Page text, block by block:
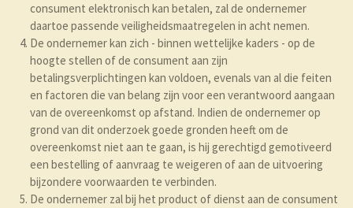
consument elektronisch kan betalen, zal de ondernemer
daartoe passende veiligheidsmaatregelen in acht nemen.
De ondernemer kan zich - binnen wettelijke kaders - op de
hoogte stellen of de consument aan zijn
betalingsverplichtingen kan voldoen, evenals van al die feiten
en factoren die van belang zijn voor een verantwoord aangaan
van de overeenkomst op afstand. Indien de ondernemer op
grond van dit onderzoek goede gronden heeft om de
overeenkomst niet aan te gaan, is hij gerechtigd gemotiveerd
een bestelling of aanvraag te weigeren of aan de uitvoering
bijzondere voorwaarden te verbinden.
De ondernemer zal bij het product of dienst aan de consument